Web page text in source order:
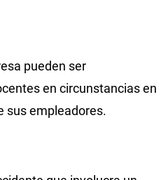
pueden ser
en circunstancias en
sus empleadores.